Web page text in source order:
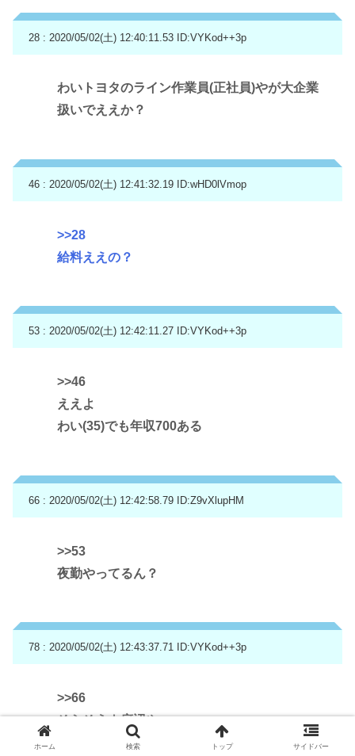
28 : 2020/05/02(土) 12:40:11.53 ID:VYKod++3p
わいトヨタのライン作業員(正社員)やが大企業
扱いでええか？
46 : 2020/05/02(土) 12:41:32.19 ID:wHD0lVmop
>>28
給料ええの？
53 : 2020/05/02(土) 12:42:11.27 ID:VYKod++3p
>>46
ええよ
わい(35)でも年収700ある
66 : 2020/05/02(土) 12:42:58.79 ID:Z9vXlupHM
>>53
夜勤やってるん？
78 : 2020/05/02(土) 12:43:37.71 ID:VYKod++3p
>>66
そらそうよ底辺や
ホーム 検索 トップ サイドバー